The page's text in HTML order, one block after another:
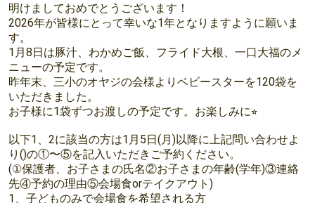
明けましておめでとうございます！
2026年が皆様にとって幸いな1年となりますように願いま
す。
1月8日は豚汁、わかめご飯、フライド大根、一口大福のメ
ニューの予定です。
昨年末、三小のオヤジの会様よりベビースターを120袋を
いただきました。
お子様に1袋ずつお渡しの予定です。お楽しみに⭐︎
以下1、2に該当の方は1月5日(月)以降に上記問い合わせよ
り()の①〜⑤を記入いただきご予約ください。
(①保護者、お子さまの氏名②お子さまの年齢(学年)③連絡
先④予約の理由⑤会場食orテイクアウト)
1、子どものみで会場食を希望される方